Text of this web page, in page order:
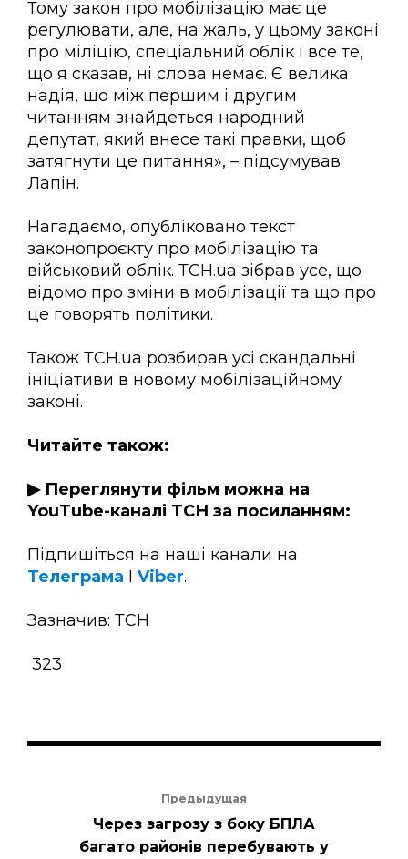
Тому закон про мобілізацію має це
регулювати, але, на жаль, у цьому законі
про міліцію, спеціальний облік і все те,
що я сказав, ні слова немає. Є велика
надія, що між першим і другим
читанням знайдеться народний
депутат, який внесе такі правки, щоб
затягнути це питання», – підсумував
Лапін.
Нагадаємо, опубліковано текст
законопроєкту про мобілізацію та
військовий облік. ТСН.ua зібрав усе, що
відомо про зміни в мобілізації та що про
це говорять політики.
Також ТСН.ua розбирав усі скандальні
ініціативи в новому мобілізаційному
законі.
Читайте також:
▶ Переглянути фільм можна на
YouTube-каналі ТСН за посиланням:
Підпишіться на наші канали на
Телеграма І Viber.
Зазначив: ТСН
323
Предыдущая
Через загрозу з боку БПЛА
багато районів перебувають у